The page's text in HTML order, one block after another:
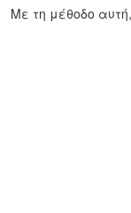
Με τη μέθοδο